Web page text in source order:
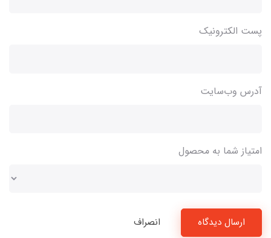
پست الکترونیک
آدرس وب‌سایت
امتیاز شما به محصول
ارسال دیدگاه انصراف